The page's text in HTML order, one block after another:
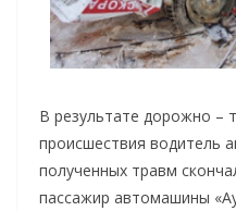
В результате дорожно –
происшествия водитель
полученных травм
пассажир автомашины